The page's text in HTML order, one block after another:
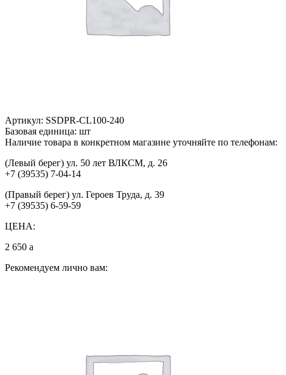
Артикул: SSDPR-CL100-240
Базовая единица: шт
Наличие товара в конкретном магазине уточняйте по телефонам:
(Левый берег) ул. 50 лет ВЛКСМ, д. 26
+7 (39535) 7-04-14
(Правый берег) ул. Героев Труда, д. 39
+7 (39535) 6-59-59
ЦЕНА:
2 650 a
Рекомендуем лично вам: